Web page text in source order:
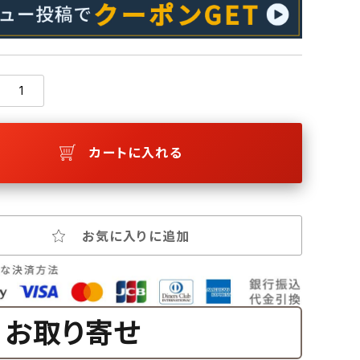
カートに入れる
お気に入りに追加
お取り寄せ